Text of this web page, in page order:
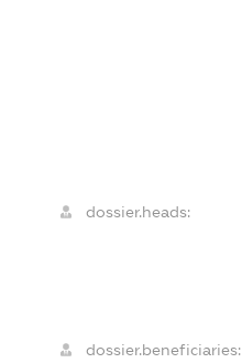
dossier.heads:
dossier.beneficiaries: